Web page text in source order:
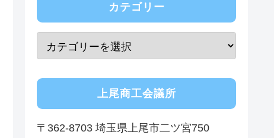
カテゴリー
上尾商工会議所
〒362-8703 埼玉県上尾市二ツ宮750